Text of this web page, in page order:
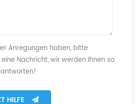
Anregungen haben, bitte
Nachricht, wir werden Ihnen so
HILFE